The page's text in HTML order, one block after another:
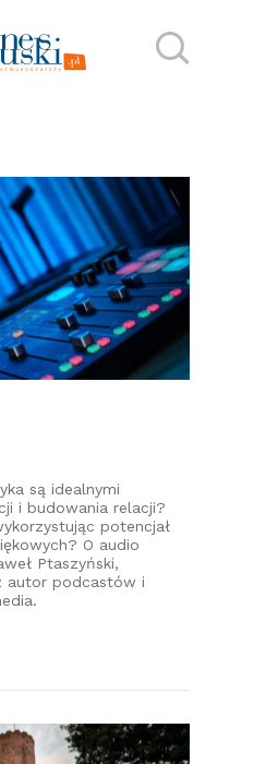
są idealnymi
i budowania relacji?
potencjał
O audio
Ptaszyński,
autor podcastów i